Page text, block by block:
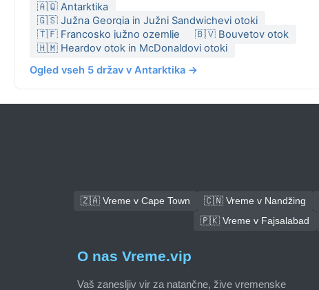
🇦🇶 Antarktika
🇬🇸 Južna Georgia in Južni Sandwichevi otoki
🇹🇫 Francosko južno ozemlje
🇧🇻 Bouvetov otok
🇭🇲 Heardov otok in McDonaldovi otoki
Ogled vseh 5 držav v Antarktika →
🇿🇦 Vreme v Cape Town 🇨🇳 Vreme v Nandžing
🇵🇰 Vreme v Fajsalabad
O nas Vreme.vip
Vaš zanesljiv vir za natančne, žive vremenske